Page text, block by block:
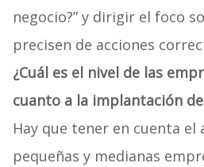
negocio?” y dirigir el foco
precisen de acciones
¿Cuál es el nivel de las
cuanto a la implantación
Hay que tener en cuenta
pequeñas y medianas